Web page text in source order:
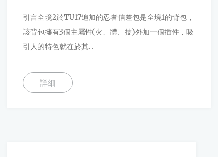
引言全境2於TU17追加的忍者信差包是全境1的背包，
該背包擁有3個主屬性(火、體、技)外加一個插件，吸
引人的特色就在於其...
詳細